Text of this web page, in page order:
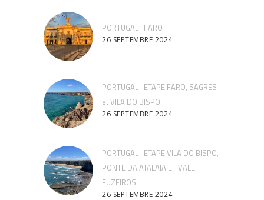
PORTUGAL : FARO
26 SEPTEMBRE 2024
PORTUGAL : ETAPE FARO, SAGRES
et VILA DO BISPO
26 SEPTEMBRE 2024
PORTUGAL : ETAPE VILA DO BISPO,
PONTE DA ATALAIA ET VALE
FUZEIROS
26 SEPTEMBRE 2024